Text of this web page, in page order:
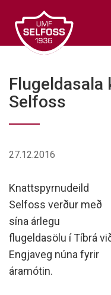
efni
Selfoss
27.12.2016
Knattspyrnudeild
Selfoss verður með
sína árlegu
flugeldasölu í Tíbrá
Engjaveg núna fyrir
áramótin.